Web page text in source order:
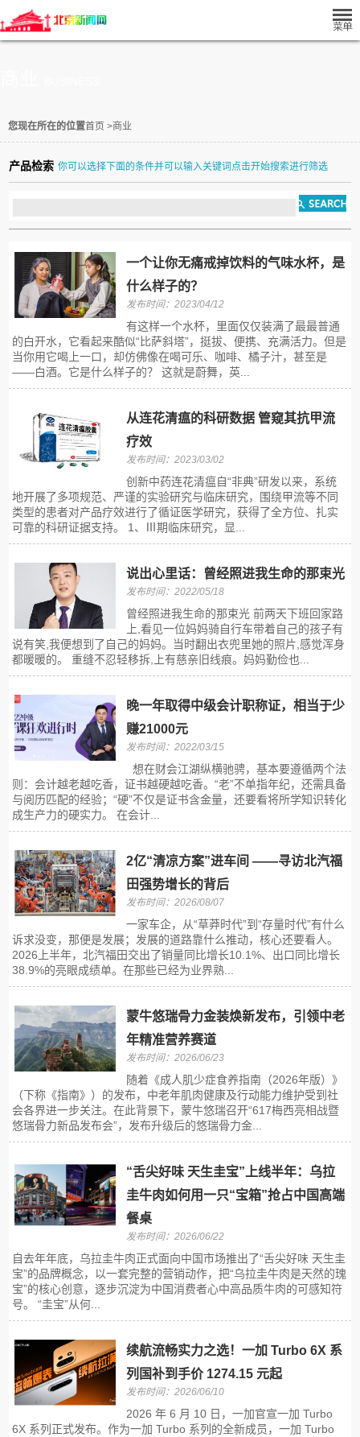
您现在所在的位置首页 >商业
产品检索 你可以选择下面的条件并可以输入关键词点击开始搜索进行筛选
一个让你无痛戒掉饮料的气味水杯，是
什么样子的？
发布时间：2023/04/12
有这样一个水杯，里面仅仅装满了最最普通
的白开水，它看起来酷似“比萨斜塔”，挺拔、便携、充满活力。但是
当你用它喝上一口，却仿佛像在喝可乐、咖啡、橘子汁，甚至是
——白酒。它是什么样子的？ 这就是蔚舞，英...
从连花清瘟的科研数据 管窥其抗甲流
疗效
发布时间：2023/03/02
创新中药连花清瘟自“非典”研发以来，系统
地开展了多项规范、严谨的实验研究与临床研究，围绕甲流等不同
类型的患者对产品疗效进行了循证医学研究，获得了全方位、扎实
可靠的科研证据支持。 1、Ⅲ期临床研究，显...
说出心里话：曾经照进我生命的那束光
发布时间：2022/05/18
曾经照进我生命的那束光 前两天下班回家路
上,看见一位妈妈骑自行车带着自己的孩子有
说有笑,我便想到了自己的妈妈。当时翻出衣兜里她的照片,感觉浑身
都暖暖的。 重缝不忍轻移拆,上有慈亲旧线痕。妈妈勤俭也...
晚一年取得中级会计职称证，相当于少
赚21000元
发布时间：2022/03/15
想在财会江湖纵横驰骋，基本要遵循两个法
则：会计越老越吃香，证书越硬越吃香。“老”不单指年纪，还需具备
与阅历匹配的经验；“硬”不仅是证书含金量，还要看将所学知识转化
成生产力的硬实力。 在会计...
2亿“清凉方案”进车间 ——寻访北汽福
田强势增长的背后
发布时间：2026/08/07
一家车企，从“草莽时代”到“存量时代”有什么
诉求没变，那便是发展；发展的道路靠什么推动，核心还要看人。
2026上半年，北汽福田交出了销量同比增长10.1%、出口同比增长
38.9%的亮眼成绩单。在那些已经为业界熟...
蒙牛悠瑞骨力金装焕新发布，引领中老
年精准营养赛道
发布时间：2026/06/23
随着《成人肌少症食养指南（2026年版）》
（下称《指南》）的发布，中老年肌肉健康及行动能力维护受到社
会各界进一步关注。在此背景下，蒙牛悠瑞召开“617梅西亮相战暨
悠瑞骨力新品发布会”，发布升级后的悠瑞骨力金...
“舌尖好味 天生圭宝”上线半年：乌拉
圭牛肉如何用一只“宝箱”抢占中国高端
餐桌
发布时间：2026/06/22
自去年年底，乌拉圭牛肉正式面向中国市场推出了“舌尖好味 天生圭
宝”的品牌概念，以一套完整的营销动作，把“乌拉圭牛肉是天然的瑰
宝”的核心创意，逐步沉淀为中国消费者心中高品质牛肉的可感知符
号。 “圭宝”从何...
续航流畅实力之选！一加 Turbo 6X 系
列国补到手价 1274.15 元起
发布时间：2026/06/10
2026 年 6 月 10 日，一加官宣一加 Turbo
6X 系列正式发布。作为一加 Turbo 系列的全新成员，一加 Turbo